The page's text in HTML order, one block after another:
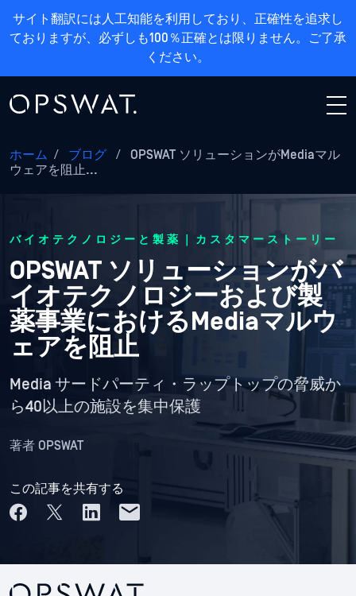
サイト翻訳には人工知能を利用しており、正確性を追求し
ておりますが、必ずしも100％正確とは限りません。ご了承
ください。
ホーム / ブログ /
OPSWAT ソリューションがMediaマル
ウェアを阻止...
バイオテクノロジーと製薬｜カスタマーストーリー
OPSWAT ソリューションがバ
イオテクノロジーおよび製
薬事業におけるMediaマルウ
ェアを阻止
Media サードパーティ・ラップトップの脅威か
ら40以上の施設を集中保護
著者 OPSWAT
この記事を共有する